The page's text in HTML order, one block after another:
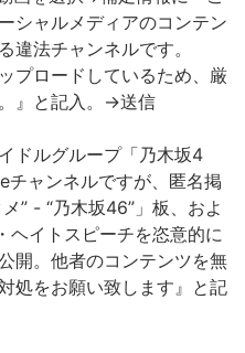
シャルメディアのコンテン
違法チャンネルです。
プロードしているため、厳
』と記入。→送信
ドルグループ「乃木坂4
チャンネルですが、匿名掲
” - “乃木坂46”」板、およ
ヘイトスピーチを恣意的に
開。他者のコンテンツを無
処をお願い致します』と記